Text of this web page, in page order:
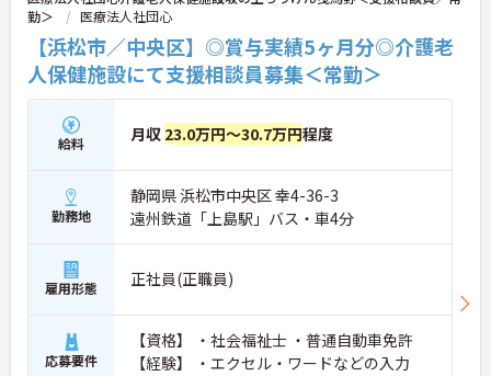
■ 未経験から介護デビューを応援！
介護が初めての方も安心してスタートできます。
・未経験者・ブランクのある方も応募可能
・見習い期間があり段階的にスキル習得
・研修制度で基礎から学べる環境
→ 一歩ずつ成長できるサポート体制が整っています
流れ作業ではない介護を大切にしています。
・ユニット型ケアを採用
・利用者様ごとの生活スタイルを尊重
・身体状況に応じた入浴設備を完備
→ 一人ひとりに寄り添った支援が実践できます
■ 将来も安心！成長できる環境です
勤＞
医療法人社団心
【浜松市／中央区】◎賞与実績5ヶ月分◎介護老
人保健施設にて支援相談員募集＜常勤＞
給料 月収 23.0万円～30.7万円程度
勤務地
静岡県 浜松市中央区 幸4-36-3
遠州鉄道「上島駅」バス・車4分
雇用形態 正社員(正職員)
応募要件
【資格】 ・社会福祉士 ・普通自動車免許
【経験】 ・エクセル・ワードなどの入力